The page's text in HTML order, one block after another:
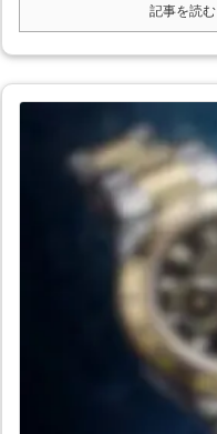
記事を読む